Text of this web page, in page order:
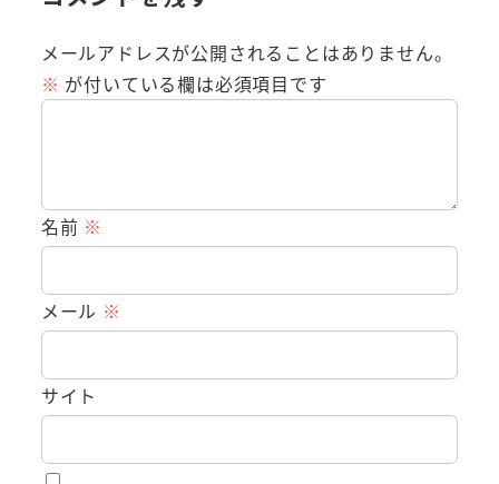
メールアドレスが公開されることはありません。
※ が付いている欄は必須項目です
名前 ※
メール ※
サイト